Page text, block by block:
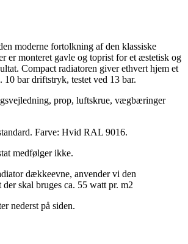
moderne fortolkning af den klassiske
er monteret gavle og toprist for et æstetisk og
Compact radiatoren giver ethvert hjem et
bar driftstryk, testet ved 13 bar.
prop, luftskrue, vægbæringer
Farve: Hvid RAL 9016.
medfølger ikke.
dækkeevne, anvender vi den
skal bruges ca. 55 watt pr. m2
nederst på siden.